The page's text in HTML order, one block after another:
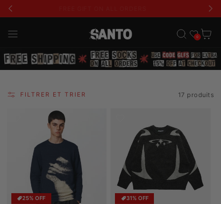
Liste de souhaits
0
Panier
FILTRER ET TRIER 17 produits
25% OFF 31% OFF